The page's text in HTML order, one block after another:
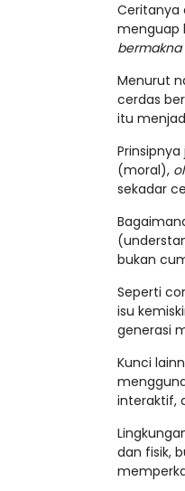
Ceritanya
menguap
bermakna
Menurut
cerdas
itu
(moral),
sekadar
bukan
Seperti
isu
generasi
Kunci
interaktif,
dan fisik,